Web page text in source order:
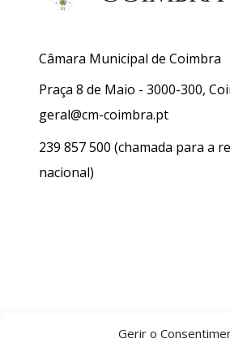
Gerir o
Câmara Municipal de Coimbra
Praça 8 de Maio - 3000-300,
geral@cm-coimbra.pt
239 857 500 (chamada para a
nacional)